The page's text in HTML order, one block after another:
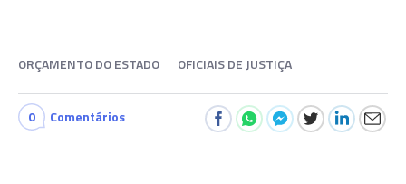
ORÇAMENTO DO ESTADO OFICIAIS DE JUSTIÇA
0 Comentários